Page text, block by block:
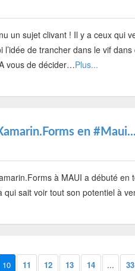
un sujet clivant ! Il y a ceux qui
de trancher dans le vif dans
vous de décider…Plus...
en #Maui...
à MAUI a débuté en
qui sait voir tout son potentiel à
10 11 12 13 14 ... 33